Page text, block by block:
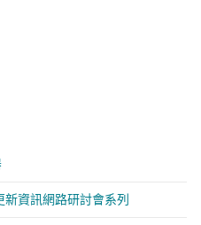
資訊網路研討會系列